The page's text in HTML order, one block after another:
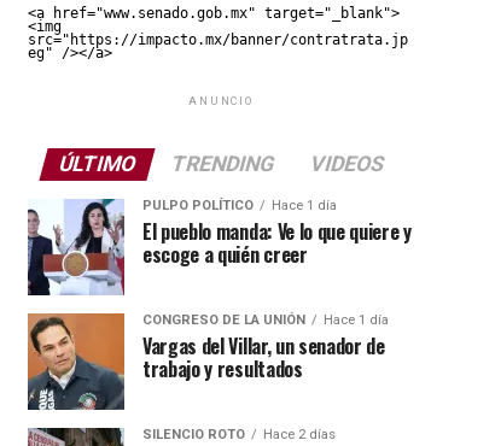
<a href="www.senado.gob.mx" target="_blank">
<img
src="https://impacto.mx/banner/contratrata.jp
eg" /></a>
ANUNCIO
ÚLTIMO TRENDING VIDEOS
PULPO POLÍTICO Hace 1 día
El pueblo manda: Ve lo que quiere y
escoge a quién creer
CONGRESO DE LA UNIÓN Hace 1 día
Vargas del Villar, un senador de
trabajo y resultados
SILENCIO ROTO Hace 2 días